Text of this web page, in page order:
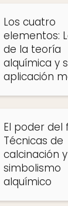
Los cuatro
elementos:
de la teoría
alquímica y
aplicación
El poder del
Técnicas de
calcinación
simbolismo
alquímico